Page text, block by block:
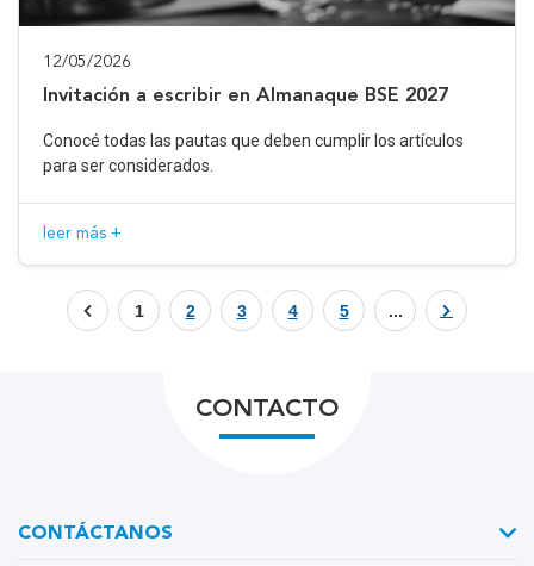
12/05/2026
Invitación a escribir en Almanaque BSE 2027
Conocé todas las pautas que deben cumplir los artículos
para ser considerados.
leer más +
1 2 3 4 5 ...
CONTACTO
CONTÁCTANOS